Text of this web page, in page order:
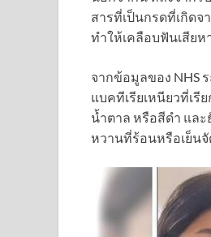
สารที่เป็นกรดที่เกิด
ทำให้เคลือบฟันเสียห
จากข้อมูลของ NHS
แบคทีเรียเหนียวที่เรี
น้ำตาล หรือสีดำ แล
หวานที่ร้อนหรือเย็น